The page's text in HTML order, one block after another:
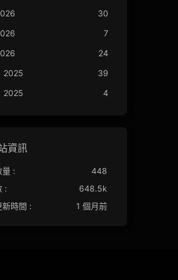
30
7
24
2025
39
2025
4
資訊
量 :
448
:
648.5k
新時間 :
1 個月前